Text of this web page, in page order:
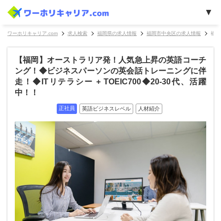
ワーホリキャリア.com 求人検索 福岡県の求人情報 福岡市中央区の求人情報 福
【福岡】オーストラリア発！人気急上昇の英語コーチ
ング！◆ビジネスパーソンの英会話トレーニングに伴
走！◆ITリテラシー + TOEIC700◆20-30代、活躍
中！！
正社員 英語ビジネスレベル 人材紹介